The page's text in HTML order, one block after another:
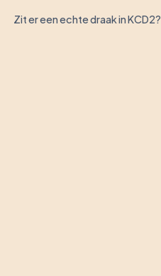
Zit er een echte draak in KCD2?